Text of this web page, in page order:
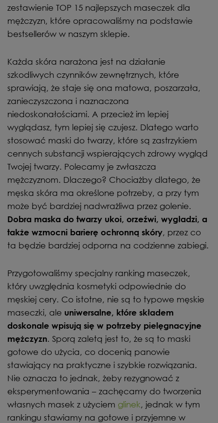
zestawienie TOP 15 najlepszych maseczek dla
mężczyzn, które opracowaliśmy na podstawie
bestsellerów w naszym sklepie.
Każda skóra narażona jest na działanie
szkodliwych czynników zewnętrznych, które
sprawiają, że staje się ona matowa, poszarzała,
zanieczyszczona i naznaczona
niedoskonałościami. A przecież im lepiej
wyglądasz, tym lepiej się czujesz. Dlatego warto
stosować maski do twarzy, które są zastrzykiem
cennych substancji wspierających zdrowy wygląd
Twojej twarzy. Polecamy je zwłaszcza
mężczyznom. Dlaczego? Chociażby dlatego, że
męska skóra ma określone potrzeby, a przy tym
może być bardziej nadwrażliwa przez golenie.
Dobra maska do twarzy ukoi, orzeźwi, wygładzi, a
także wzmocni barierę ochronną skóry, przez co
ta będzie bardziej odporna na codzienne zabiegi.
Przygotowaliśmy specjalny ranking maseczek,
który uwzględnia kosmetyki odpowiednie do
męskiej cery. Co istotne, nie są to typowe męskie
maseczki, ale uniwersalne, które składem
doskonale wpisują się w potrzeby pielęgnacyjne
mężczyzn. Sporą zaletą jest to, że są to maski
gotowe do użycia, co docenią panowie
stawiający na praktyczne i szybkie rozwiązania.
Nie oznacza to jednak, żeby rezygnować z
eksperymentowania – zachęcamy do tworzenia
własnych masek z użyciem glinek, jednak w tym
rankingu stawiamy na gotowe i przyjemne w